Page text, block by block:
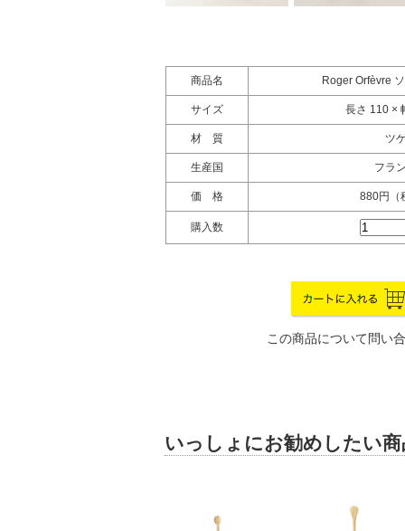
商品名 Roger Orfèvre
サイズ 長さ 110 ×
材 質 ツ
生産国 フラ
価 格 880円（
購入数
この商品について問い
いっしょにお勧めしたい商